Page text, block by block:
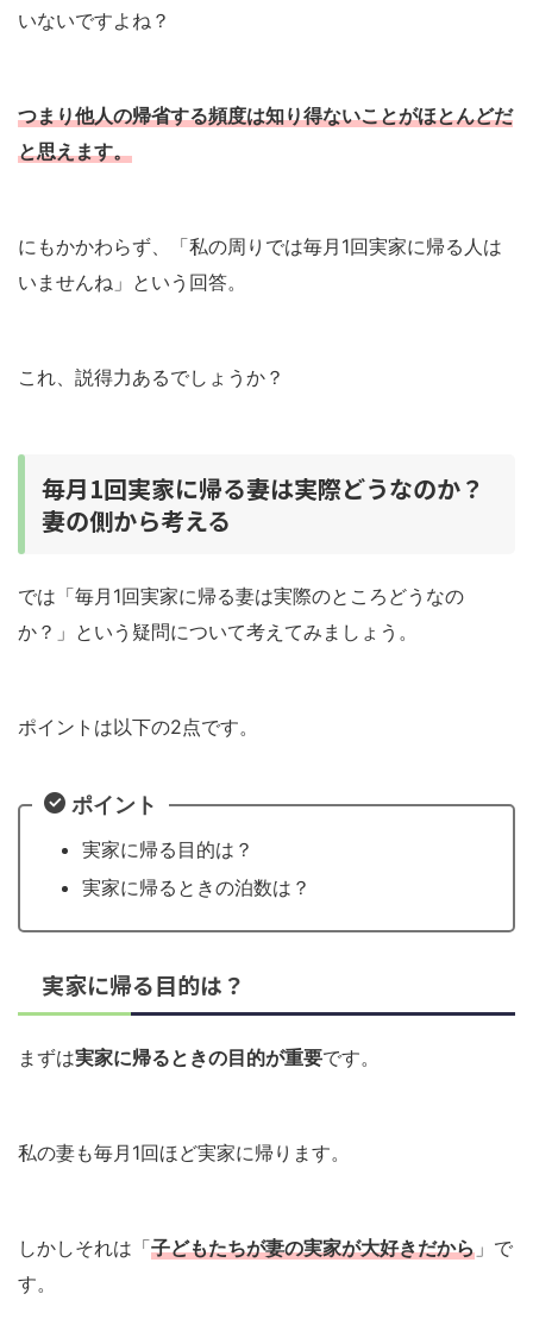
いないですよね？
つまり他人の帰省する頻度は知り得ないことがほとんどだ
と思えます。
にもかかわらず、「私の周りでは毎月1回実家に帰る人は
いませんね」という回答。
これ、説得力あるでしょうか？
毎月1回実家に帰る妻は実際どうなのか？
妻の側から考える
では「毎月1回実家に帰る妻は実際のところどうなの
か？」という疑問について考えてみましょう。
ポイントは以下の2点です。
ポイント
実家に帰る目的は？
実家に帰るときの泊数は？
実家に帰る目的は？
まずは実家に帰るときの目的が重要です。
私の妻も毎月1回ほど実家に帰ります。
しかしそれは「子どもたちが妻の実家が大好きだから 」で
す。